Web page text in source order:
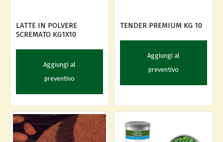
LATTE IN POLVERE
SCREMATO KG1X10
Aggiungi al
preventivo
TENDER PREMIUM KG 10
Aggiungi al
preventivo